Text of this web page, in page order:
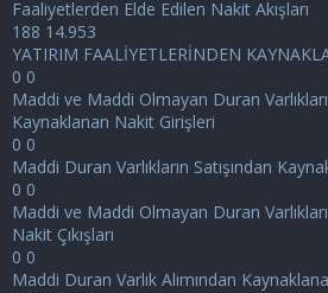
Faaliyetlerden Elde Edilen Nakit Akışları
188 14.953
YATIRIM FAALİYETLERİNDEN
0 0
Maddi ve Maddi Olmayan Duran
Kaynaklanan Nakit Girişleri
0 0
Maddi Duran Varlıkların Satışından
0 0
Maddi ve Maddi Olmayan Duran
Nakit Çıkışları
0 0
Maddi Duran Varlık Alımından